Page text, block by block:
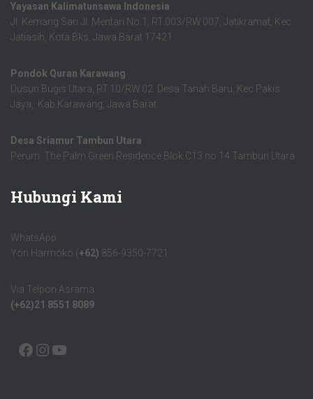
Yayasan Kalimatunsawa Indonesia
Jl. Kemang Sari Jl. Mentari No.1, RT.003/RW.007, Jatikramat, Kec.
Jatiasih, Kota Bks, Jawa Barat 17421
Pondok Quran Karawang
Dusun Bugis Utara, RT.10/RW.02. Desa Tanah Baru, Kec.Pakis
Jaya, Kab.Karawang, Jawa Barat
Desa Sriamur Tambun Utara
Perum. The Palm Green Residence Blok C13 no 14 Tambun Utara
Hubungi Kami
WhatsApp
Yori Harmoko (+62) 856-9350-7721
Via Telpon Asrama
(+62)21 8551 8089